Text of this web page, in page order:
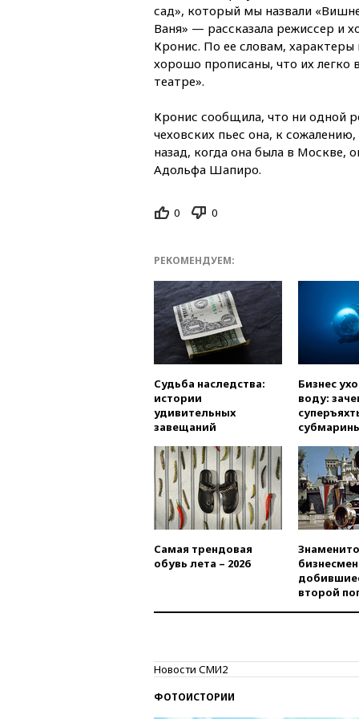
сад», который мы назвали
Ваня» — рассказала режиссер и
Кронис. По ее словам, характеры
хорошо прописаны, что их легко
театре».
Кронис сообщила, что ни одной
чеховских пьес она, к
назад, когда она была в Москве,
Адольфа Шапиро.
0 0
РЕКОМЕНДУЕМ:
Судьба наследства:
истории
удивительных
завещаний
Бизнес
воду:
Самая трендовая
обувь лета – 2026
второй
Новости СМИ2
ФОТОИСТОРИИ